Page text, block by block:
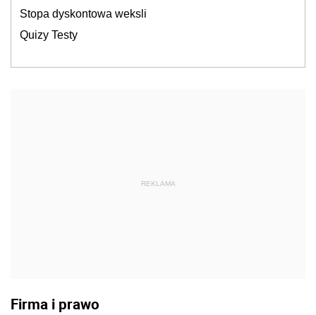
Stopa dyskontowa weksli
Quizy Testy
REKLAMA
Firma i prawo